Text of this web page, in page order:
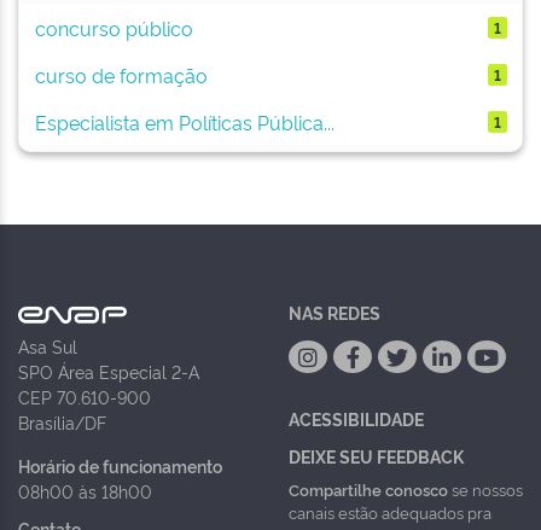
concurso público
1
curso de formação 1
Especialista em Políticas Pública... 1
Asa Sul
SPO Área Especial 2-A
CEP 70.610-900
Brasília/DF
Horário de funcionamento
08h00 às 18h00
NAS REDES
ACESSIBILIDADE
DEIXE SEU FEEDBACK
Compartilhe conoscose nossos
canais estão adequados pra